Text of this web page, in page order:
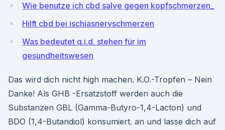
Wie benutze ich cbd salve gegen kopfschmerzen_
Hilft cbd bei ischiasnervschmerzen
Was bedeutet q.i.d. stehen für im
gesundheitswesen
Das wird dich nicht high machen. K.O.-Tropfen – Nein
Danke! Als GHB -Ersatzstoff werden auch die
Substanzen GBL (Gamma-Butyro-1,4-Lacton) und
BDO (1,4-Butandiol) konsumiert. an und lasse dich auf